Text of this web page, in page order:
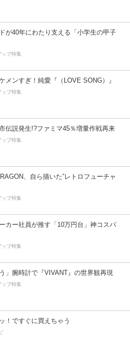
が40年にわたり支える「小学生の甲子
ップ特集
メンすぎ！純愛『（LOVE SONG）』
ップ特集
伝説発生!?ファミマ45％増量作戦再来
ップ特集
、自ら描いた”レトロフューチャ
ップ特集
ーカー社員が推す「10万円台」神コスパ
ップ特集
」腕時計で『VIVANT』の世界観再現
ップ特集
！ですぐに買えちゃう